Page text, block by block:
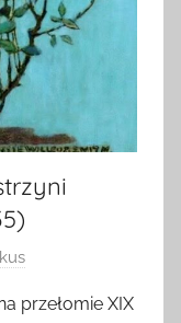
przełomie XIX